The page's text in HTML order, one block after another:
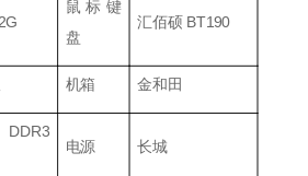
鼠标键
盘
汇佰硕 BT190
机箱 金和田
电源 长城